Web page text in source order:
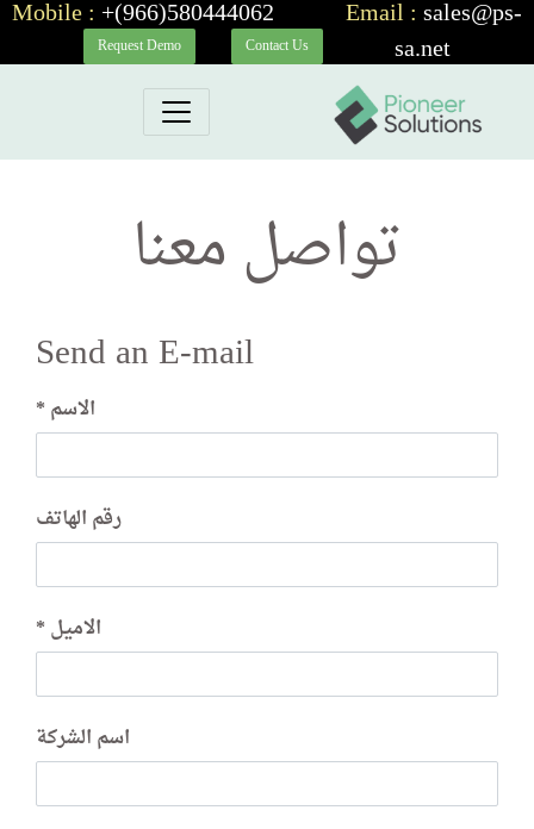
Mobile : +(966)580444062 Email :sales@ps-
sa.net
Contact Us
Request Demo
تواصل معنا
Send an E-mail
الاسم
رقم الهاتف
الاميل
اسم الشركة